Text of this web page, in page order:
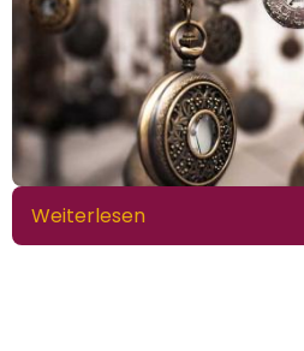
Weiterlesen
Musikgeschichte